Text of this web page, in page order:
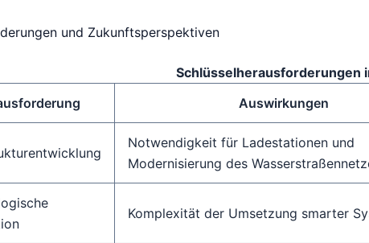
und Zukunftsperspektiven
Schlüsselherausforderungen
Auswirkungen
Notwendigkeit für Ladestationen und
Modernisierung des
Komplexität der Umsetzung smarter